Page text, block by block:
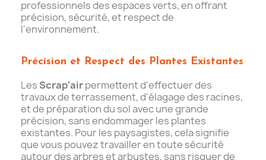
professionnels des espaces verts, en offrant
précision, sécurité, et respect de
l'environnement.
Précision et Respect des Plantes Existantes
LesScrap'airpermettent d'effectuer des
travaux de terrassement, d'élagage des racines,
et de préparation du sol avec une grande
précision, sans endommager les plantes
existantes. Pour les paysagistes, cela signifie
que vous pouvez travailler en toute sécurité
autour des arbres et arbustes, sans risquer de